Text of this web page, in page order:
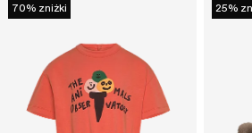
70% zniżki 25%